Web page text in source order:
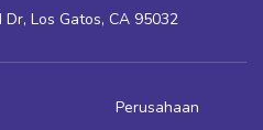
Los Gatos, CA 95032
Perusahaan